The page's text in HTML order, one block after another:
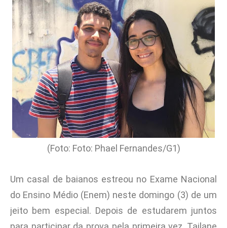
(Foto: Foto: Phael Fernandes/G1)
Um casal de baianos estreou no Exame Nacional
do Ensino Médio (Enem) neste domingo (3) de um
jeito bem especial. Depois de estudarem juntos